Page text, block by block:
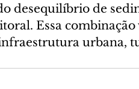
desequilíbrio de
Essa
urbana,